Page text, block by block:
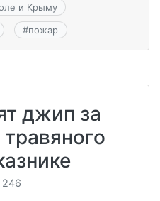
и Крыму
#пожар
джип за
246